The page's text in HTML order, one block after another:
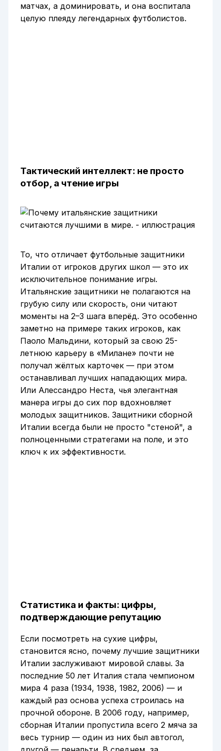
матчах, а доминировать, и она воспитала
целую плеяду легендарных футболистов.
Тактический интеллект: не просто
отбор, а чтение игры
То, что отличает футбольные защитники
Италии от игроков других школ — это их
исключительное понимание игры.
Итальянские защитники не полагаются на
грубую силу или скорость, они читают
моменты на 2–3 шага вперёд. Это особенно
заметно на примере таких игроков, как
Паоло Мальдини, который за свою 25-
летнюю карьеру в «Милане» почти не
получал жёлтых карточек — при этом
останавливал лучших нападающих мира.
Или Алессандро Неста, чья элегантная
манера игры до сих пор вдохновляет
молодых защитников. Защитники сборной
Италии всегда были не просто "стеной", а
полноценными стратегами на поле, и это
ключ к их эффективности.
Статистика и факты: цифры,
подтверждающие репутацию
Если посмотреть на сухие цифры,
становится ясно, почему лучшие защитники
Италии заслуживают мировой славы. За
последние 50 лет Италия стала чемпионом
мира 4 раза (1934, 1938, 1982, 2006) — и
каждый раз основа успеха строилась на
прочной обороне. В 2006 году, например,
сборная Италии пропустила всего 2 мяча за
весь турнир — один из них был автогол,